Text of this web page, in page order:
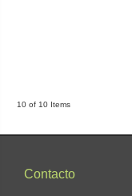
10 of 10 Items
Contacto